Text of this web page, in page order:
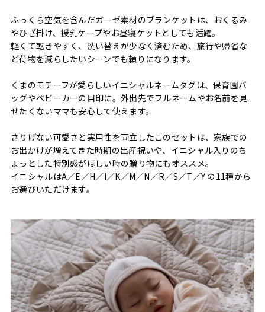
ふっくら空気を含んだガーゼ素材のブランケットは、おくるみ
やひざ掛け、授乳ケープやお昼寝ケットとしても活躍。
軽くて乾きやすく、洗い替えが少なく済むため、旅行や帰省な
ど荷物を減らしたいシーンでも頼りになります。
くまのモチーフが愛らしいイニシャルネームタグは、保育園バ
ッグやベビーカーの目印に。外出先でフルネームやお名前を見
せたくないママも安心して使えます。
さりげない可愛さと実用性を両立したこのセットは、家族での
お出かけが増えてきた時期の出産祝いや、イニシャル入りのち
ょっとした特別感がほしい時の贈り物にもオススメ。
イニシャルはA／E／H／I／K／M／N／R／S／T／Y の11種から
お選びいただけます。